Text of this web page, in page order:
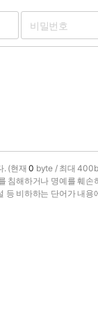
. (현재0 byte / 최대
침해하거나 명예를 훼
등 비하하는 단어가 내